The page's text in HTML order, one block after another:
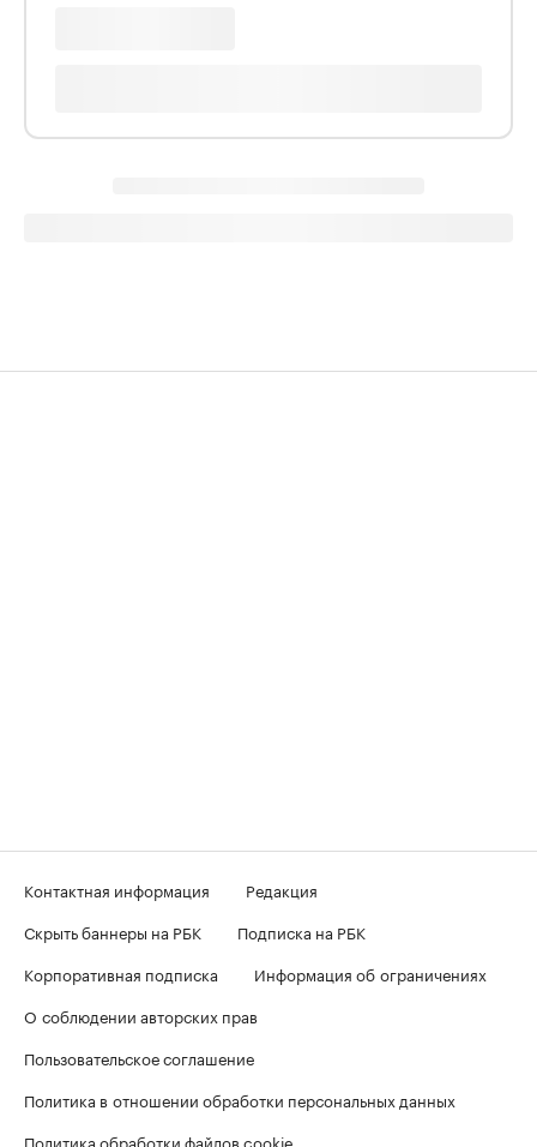
Контактная информация
Редакция
Скрыть баннеры на РБК
Подписка на РБК
Корпоративная подписка
Информация об ограничениях
О соблюдении авторских прав
Пользовательское соглашение
Политика в отношении обработки персональных данных
Политика обработки файлов cookie